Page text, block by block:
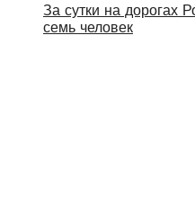
За сутки на дорогах
семь человек